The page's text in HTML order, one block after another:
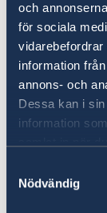
och
för sociala
vidarebefordrar
information
annons- och
Dessa kan i
information
Nödvändig
8. a)
-İşveren
bellirtilmiş;
şirketteki
tarihlerini,
bilgilerinin,